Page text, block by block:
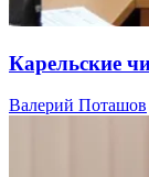
Карельские
Валерий Поташов